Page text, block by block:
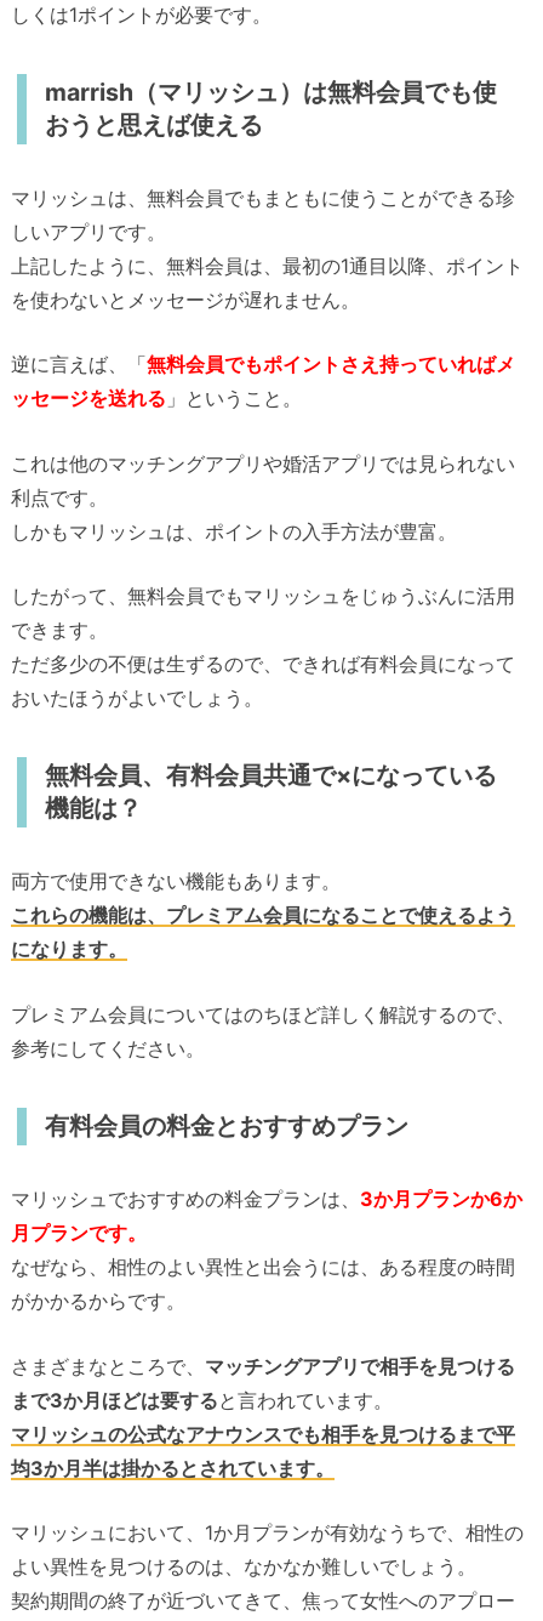
しくは1ポイントが必要です。
marrish（マリッシュ）は無料会員でも使
おうと思えば使える
マリッシュは、無料会員でもまともに使うことができる珍
しいアプリです。
上記したように、無料会員は、最初の1通目以降、ポイント
を使わないとメッセージが遅れません。
逆に言えば、「無料会員でもポイントさえ持っていればメ
ッセージを送れる 」ということ。
これは他のマッチングアプリや婚活アプリでは見られない
利点です。
しかもマリッシュは、ポイントの入手方法が豊富。
したがって、無料会員でもマリッシュをじゅうぶんに活用
できます。
ただ多少の不便は生ずるので、できれば有料会員になって
おいたほうがよいでしょう。
無料会員、有料会員共通で×になっている
機能は？
両方で使用できない機能もあります。
これらの機能は、プレミアム会員になることで使えるよう
になります。
プレミアム会員についてはのちほど詳しく解説するので、
参考にしてください。
有料会員の料金とおすすめプラン
マリッシュでおすすめの料金プランは、 3か月プランか6か
月プランです。
なぜなら、相性のよい異性と出会うには、ある程度の時間
がかかるからです。
さまざまなところで、 マッチングアプリで相手を見つける
まで3か月ほどは要すると言われています。
マリッシュの公式なアナウンスでも相手を見つけるまで平
均3か月半は掛かるとされています。
マリッシュにおいて、1か月プランが有効なうちで、相性の
よい異性を見つけるのは、なかなか難しいでしょう。
契約期間の終了が近づいてきて、焦って女性へのアプロー